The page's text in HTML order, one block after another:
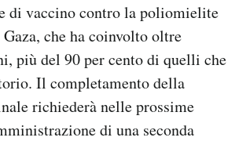
aiuto?
di vaccino contro la poliomielite
che ha coinvolto oltre
più del 90 per cento di quelli che
Il completamento della
richiederà nelle prossime
di una seconda